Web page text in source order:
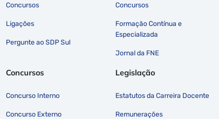
Concursos
Ligações
Pergunte ao SDP Sul
Concursos
Formação Contínua e
Especializada
Jornal da FNE
Concursos
Concurso Interno
Concurso Externo
Legislação
Estatutos da Carreira Docente
Remunerações